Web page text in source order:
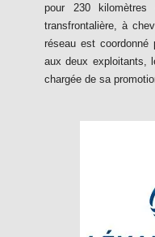
pour 230
transfrontalière, à
réseau est
aux deux exploitants,
chargée de sa